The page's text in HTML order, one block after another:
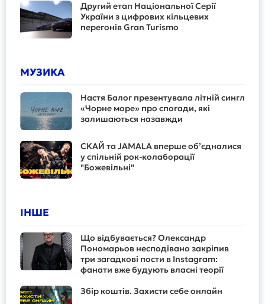
Другий етап Національної Серії
України з цифрових кільцевих
перегонів Gran Turismo
МУЗИКА
Настя Балог презентувала літній сингл
«Чорне море» про спогади, які
залишаються назавжди
СКАЙ та JAMALA вперше об’єдналися
у спільній рок-колаборації
"Божевільні"
ІНШЕ
Що відбувається? Олександр
Пономарьов несподівано закріпив
три загадкові пости в Instagram:
фанати вже будують власні теорії
Збір коштів. Захисти себе онлайн